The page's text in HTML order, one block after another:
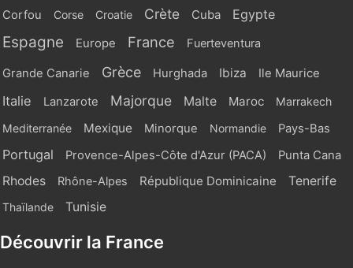
Corfou
Corse Croatie Crète Cuba Egypte
Espagne Europe France Fuerteventura
Grande Canarie Grèce Hurghada Ibiza Ile Maurice
Italie Lanzarote Majorque Malte Maroc
Marrakech
Mediterranée
Mexique Minorque Normandie Pays-Bas
Portugal Provence-Alpes-Côte d'Azur (PACA) Punta Cana
Rhodes Rhône-Alpes République Dominicaine Tenerife
Thaïlande Tunisie
Découvrir la France